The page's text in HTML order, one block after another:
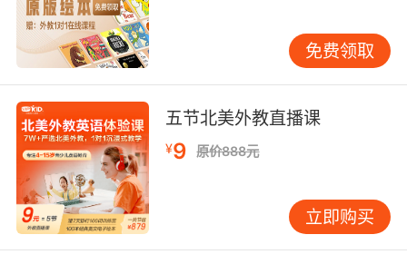
通过参与国际文化节、模拟联合国会议等活动，
学生不仅能亲身体验不同文化的魅力，还能在实
践中锻炼自己的沟通协调能力和团队合作精神，
为成为具有国际视野的未来人才打下坚实基础。
四、个性化辅导：因材施教，精准提升
每个学生的学习情况都是独一无二的。VIPKID英
语夏令营深知这一点，因此提供了个性化的辅导
服务。通过入学前的英语水平测试，夏令营能够
准确地把握每位学生的实际情况，为他们量身定
免费领取
五节北美外教直播课
¥9 原价888元
立即购买